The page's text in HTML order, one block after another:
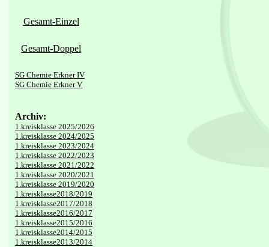
Gesamt-Einzel
Gesamt-Doppel
SG Chemie Erkner IV
SG Chemie Erkner V
Archiv:
1.kreisklasse 2025/2026
1.kreisklasse 2024/2025
1.kreisklasse 2023/2024
1.kreisklasse 2022/2023
1.kreisklasse 2021/2022
1.kreisklasse 2020/2021
1.kreisklasse 2019/2020
1.kreisklasse2018/2019
1.kreisklasse2017/2018
1.kreisklasse2016/2017
1.kreisklasse2015/2016
1.kreisklasse2014/2015
1.kreisklasse2013/2014